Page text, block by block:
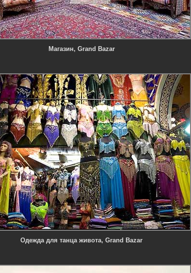
Магазин, Grand Bazar
Одежда для танца живота, Grand Bazar